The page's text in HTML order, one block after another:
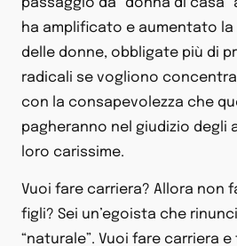
passaggio da “donna di casa”
ha amplificato e aumentato
delle donne, obbligate più di
radicali se vogliono
con la consapevolezza che
pagheranno nel giudizio degli
loro carissime.
Vuoi fare carriera? Allora non
figli? Sei un’egoista che
“naturale”. Vuoi fare carriera e